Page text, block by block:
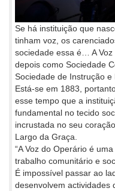
Se há instituição que
tinham voz, os
sociedade essa é… A Voz
depois como Sociedade
Sociedade de Instrução e
Está-se em 1883,
esse tempo que a
fundamental no tecido
incrustada no seu
Largo da Graça.
“A Voz do Operário é
trabalho comunitário e
É impossível passar ao
desenvolvem actividades